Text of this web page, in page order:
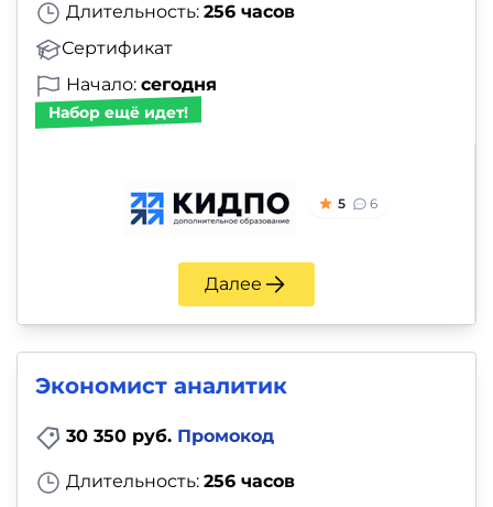
Длительность: 256 часов
Сертификат
Начало: сегодня
Набор ещё идет!
5 6
Далее
Экономист аналитик
30 350 руб. Промокод
Длительность: 256 часов